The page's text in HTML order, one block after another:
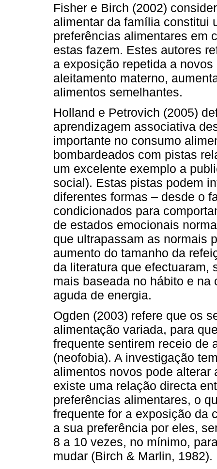
Fisher e Birch (2002)
alimentar da família constitui
preferências alimentares em
estas fazem. Estes autores
a exposição repetida a
aleitamento materno,
alimentos semelhantes.
Holland e Petrovich (2005)
aprendizagem associativa
importante no consumo
bombardeados com pistas
um excelente exemplo a
social). Estas pistas podem
diferentes formas – desde o
condicionados para
de estados emocionais
que ultrapassam as normais
aumento do tamanho da
da literatura que efectuaram,
mais baseada no hábito e
aguda de energia.
Ogden (2003) refere que os
alimentação variada, para
frequente sentirem receio de
(neofobia). A investigação
alimentos novos pode
existe uma relação directa
preferências alimentares, o
frequente for a exposição da
a sua preferência por eles,
8 a 10 vezes, no mínimo,
mudar (Birch & Marlin, 1982).